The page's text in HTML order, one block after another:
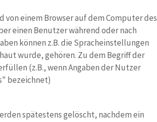
einem Browser auf dem Computer des
einen Benutzer während oder nach
können z.B. die Spracheinstellungen
wurde, gehören. Zu dem Begriff der
(z.B., wenn Angaben der Nutzer
bezeichnet)
spätestens gelöscht, nachdem ein